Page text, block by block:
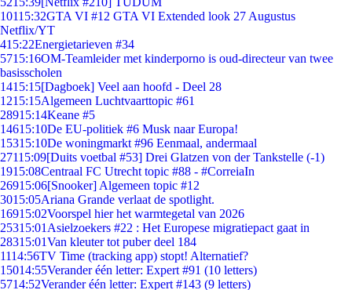
10115:32GTA VI #12 GTA VI Extended look 27 Augustus
Netflix/YT
415:22Energietarieven #34
5715:16OM-Teamleider met kinderporno is oud-directeur van twee
basisscholen
1415:15[Dagboek] Veel aan hoofd - Deel 28
1215:15Algemeen Luchtvaarttopic #61
28915:14Keane #5
14615:10De EU-politiek #6 Musk naar Europa!
15315:10De woningmarkt #96 Eenmaal, andermaal
27115:09[Duits voetbal #53] Drei Glatzen von der Tankstelle (-1)
1915:08Centraal FC Utrecht topic #88 - #CorreiaIn
26915:06[Snooker] Algemeen topic #12
3015:05Ariana Grande verlaat de spotlight.
16915:02Voorspel hier het warmtegetal van 2026
25315:01 Asielzoekers #22 : Het Europese migratiepact gaat in
28315:01Van kleuter tot puber deel 184
1114:56TV Time (tracking app) stopt! Alternatief?
15014:55Verander één letter: Expert #91 (10 letters)
5714:52Verander één letter: Expert #143 (9 letters)